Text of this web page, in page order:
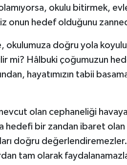
okulu bitirmek,
onun hedef olduğunu
okulumuza doğru yola
mi? Hâlbuki çoğumuzun
hayatımızın tabii
olan cephaneliği
hedefi bir zandan ibaret olan
doğru
tam olarak